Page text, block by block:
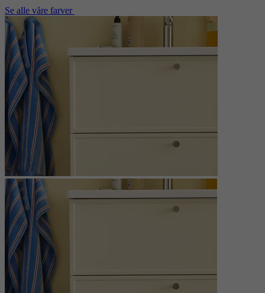
Se alle våre farver